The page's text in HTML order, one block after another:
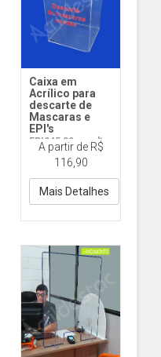
Caixa em
Acrílico para
descarte de
Mascaras e
EPI's
EPI045 30 cm alt
A partir de R$
116,90
Mais Detalhes